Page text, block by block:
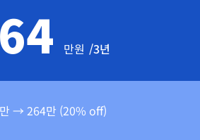
만원 /3년
→ 264만 (20% off)